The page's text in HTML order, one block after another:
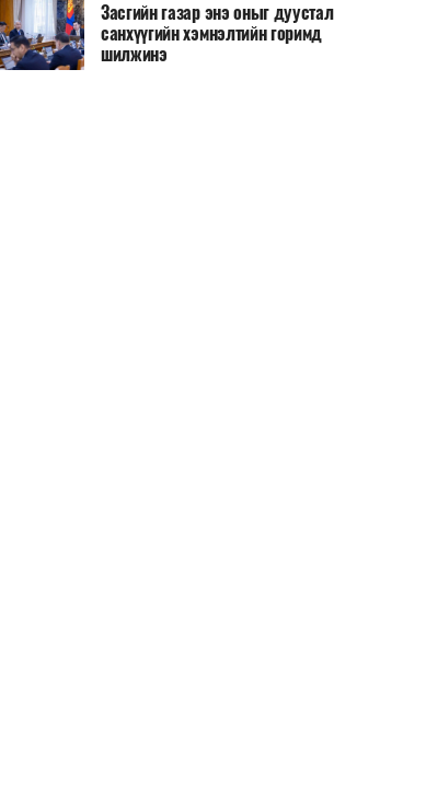
Засгийн газар энэ оныг дуустал
санхүүгийн хэмнэлтийн горимд
шилжинэ